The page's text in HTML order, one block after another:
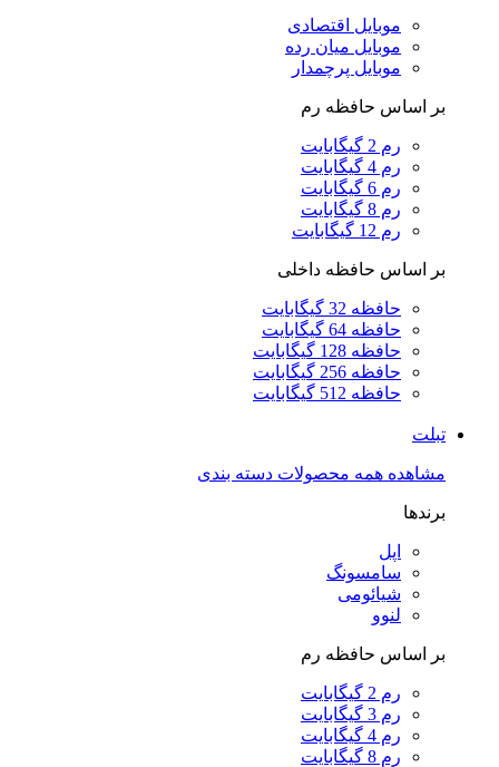
موبایل اقتصادی
موبایل میان رده
موبایل پرچمدار
بر اساس حافظه رم
رم 2 گیگابایت
رم 4 گیگابایت
رم 6 گیگابایت
رم 8 گیگابایت
رم 12 گیگابایت
بر اساس حافظه داخلی
حافظه 32 گیگابایت
حافظه 64 گیگابایت
حافظه 128 گیگابایت
حافظه 256 گیگابایت
حافظه 512 گیگابایت
تبلت
مشاهده همه محصولات دسته بندی
برندها
اپل
سامسونگ
شیائومی
لنوو
بر اساس حافظه رم
رم 2 گیگابایت
رم 3 گیگابایت
رم 4 گیگابایت
رم 8 گیگابایت